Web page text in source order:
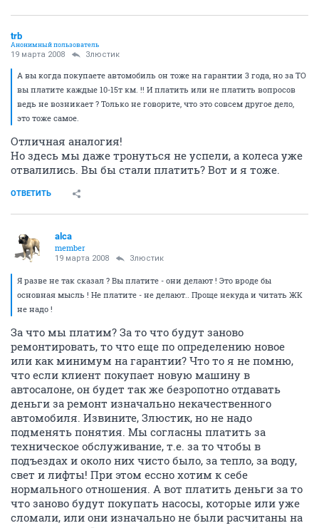
trb
Анонимный пользователь
19 марта 2008 Злюстик
А вы когда покупаете автомобиль он тоже на гарантии 3 года, но за ТО
вы платите каждые 10-15т км. !! И платить или не платить вопросов
ведь не возникает ? Только не говорите, что это совсем другое дело,
это тоже самое.
Отличная аналогия!
Но здесь мы даже тронуться не успели, а колеса уже
отвалились. Вы бы стали платить? Вот и я тоже.
ОТВЕТИТЬ
alca
member
19 марта 2008 Злюстик
Я разве не так сказал ? Вы платите - они делают ! Это вроде бы
основная мысль ! Не платите - не делают.. Проще некуда и читать ЖК
не надо !
За что мы платим? За то что будут заново
ремонтировать, то что еще по определению новое
или как минимум на гарантии? Что то я не помню,
что если клиент покупает новую машину в
автосалоне, он будет так же безропотно отдавать
деньги за ремонт изначально некачественного
автомобиля. Извините, Злюстик, но не надо
подменять понятия. Мы согласны платить за
техническое обслуживание, т.е. за то чтобы в
подъездах и около них чисто было, за тепло, за воду,
свет и лифты! При этом ессно хотим к себе
нормального отношения. А вот платить деньги за то
что заново будут покупать насосы, которые или уже
сломали, или они изначально не были расчитаны на